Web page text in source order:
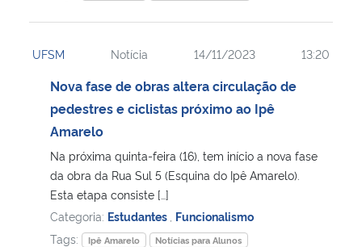
UFSM Notícia 14/11/2023 13:20
Nova fase de obras altera circulação de
pedestres e ciclistas próximo ao Ipê
Amarelo
Na próxima quinta-feira (16), tem início a nova fase
da obra da Rua Sul 5 (Esquina do Ipê Amarelo).
Esta etapa consiste […]
Categoria: Estudantes Funcionalismo
Tags:
Ipê Amarelo
Notícias para Alunos